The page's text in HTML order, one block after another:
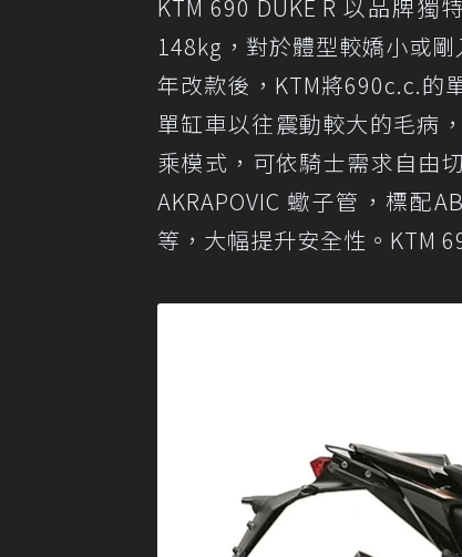
KTM 690 DUKE R 以品牌
148kg，對於體型較嬌小或
年改款後，KTM將690c.c.的
單缸車以往震動較大的毛病
乘模式，可依騎士需求自由
AKRAPOVIC 蠍子管，標配
等，大幅提升安全性。KTM